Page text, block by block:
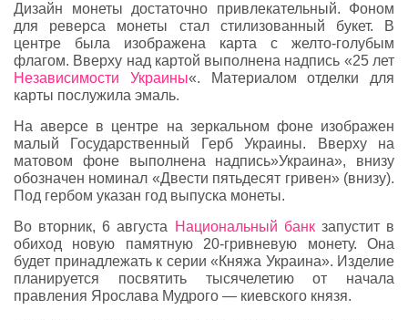
Дизайн монеты достаточно привлекательный. Фоном
для реверса монеты стал стилизованный букет. В
центре была изображена карта с желто-голубым
флагом. Вверху над картой выполнена надпись «25 лет
Независимости Украины«. Материалом отделки для
карты послужила эмаль.
На аверсе в центре на зеркальном фоне изображен
малый Государственный Герб Украины. Вверху на
матовом фоне выполнена надпись»Украина», внизу
обозначен номинал «Двести пятьдесят гривен» (внизу).
Под гербом указан год выпуска монеты.
Во вторник, 6 августа Национальный банкзапустит в
обиход новую памятную 20-гривневую монету. Она
будет принадлежать к серии «Княжа Украина». Изделие
планируется посвятить тысячелетию от начала
правления Ярослава Мудрого — киевского князя.